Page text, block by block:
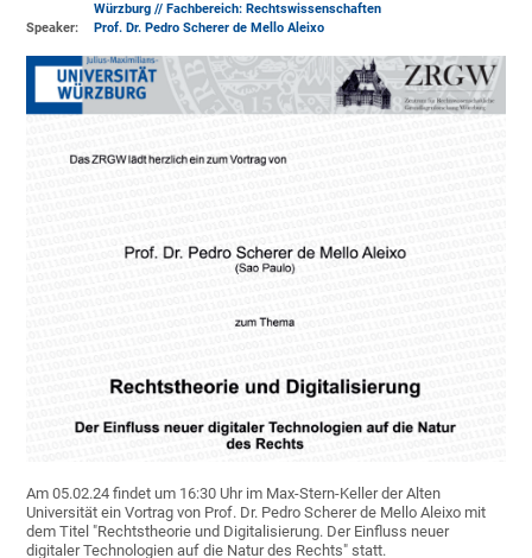
Würzburg // Fachbereich: Rechtswissenschaften
Speaker:
Prof. Dr. Pedro Scherer de Mello Aleixo
Am 05.02.24 findet um 16:30 Uhr im Max-Stern-Keller der Alten
Universität ein Vortrag von Prof. Dr. Pedro Scherer de Mello Aleixo mit
dem Titel "Rechtstheorie und Digitalisierung. Der Einfluss neuer
digitaler Technologien auf die Natur des Rechts" statt.